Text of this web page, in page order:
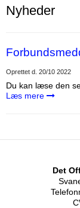
Nyheder
Oprettet d. 20/10 2022
Du kan læse den
Læs mere
Det